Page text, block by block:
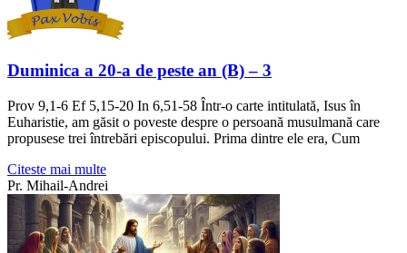
Duminica a 20-a de peste an (B) – 3
Prov 9,1-6 Ef 5,15-20 In 6,51-58 Într-o carte intitulată, Isus în
Euharistie, am găsit o poveste despre o persoană musulmană care
propusese trei întrebări episcopului. Prima dintre ele era, Cum
Citeste mai multe
Pr. Mihail-Andrei